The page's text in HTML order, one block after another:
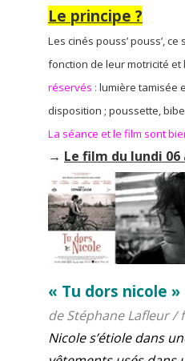
Le principe ?
Les cinés pouss’ pouss’, ce
fonction de leur motricité
réservés : lumière tamisée
disposition ; poussette,
La séance et le film sont
→ Le film du lundi 06
« Tu dors nicole »
de Stéphane Lafleur /
Nicole s’étiole dans